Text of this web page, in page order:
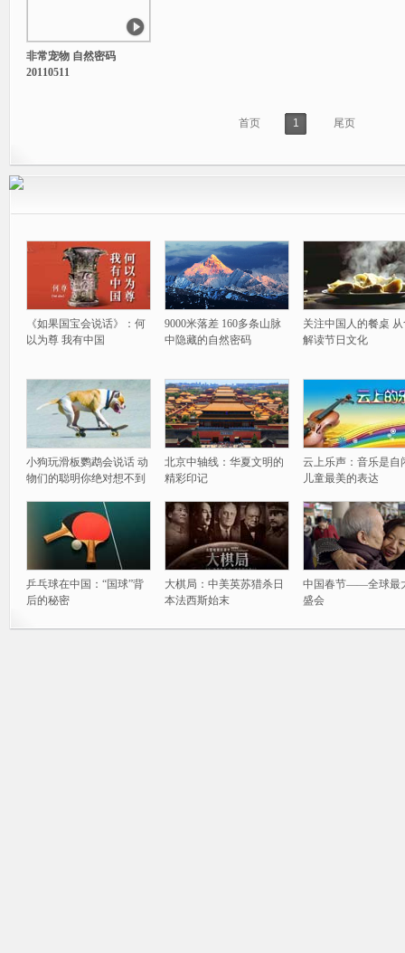
非常宠物 自然密码
20110511
首页 1 尾页
《如果国宝会说话》：何
以为尊 我有中国
9000米落差 160多条山脉
中隐藏的自然密码
关注中国人的餐桌
解读节日文化
小狗玩滑板鹦鹉会说话 动
物们的聪明你绝对想不到
北京中轴线：华夏文明的
精彩印记
云上乐声：音乐是自
儿童最美的表达
乒乓球在中国：“国球”背
后的秘密
大棋局：中美英苏猎杀日
本法西斯始末
中国春节——全球最
盛会